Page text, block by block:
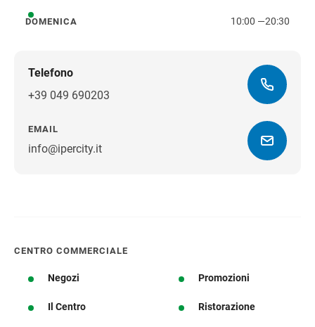
domenica
DOMENICA 10:00 —20:30
Telefono
+39 049 690203
EMAIL
info@ipercity.it
CENTRO COMMERCIALE
Negozi Promozioni
Il Centro Ristorazione